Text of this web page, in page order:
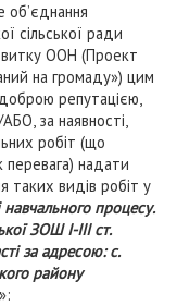
об’єднання
сільської ради
ООН (Проект
на громаду») цим
репутацією,
за наявності,
робіт (що
надати
таких видів робіт у
процесу.
ЗОШ І-ІІІ ст.
за адресою: с.
району
»: